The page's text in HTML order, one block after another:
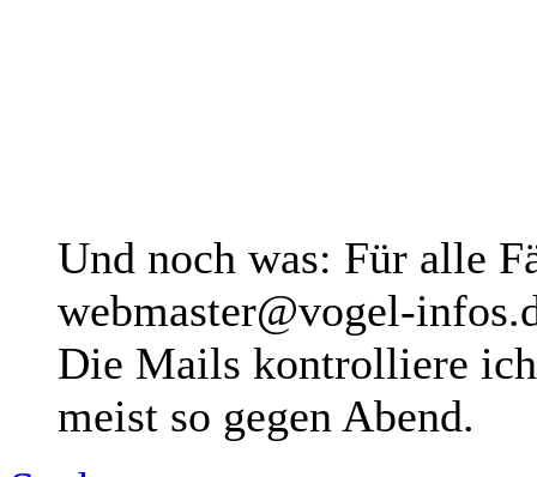
Und noch was: Für alle
webmaster@vogel-
Die Mails kontrolliere
meist so gegen Abend.